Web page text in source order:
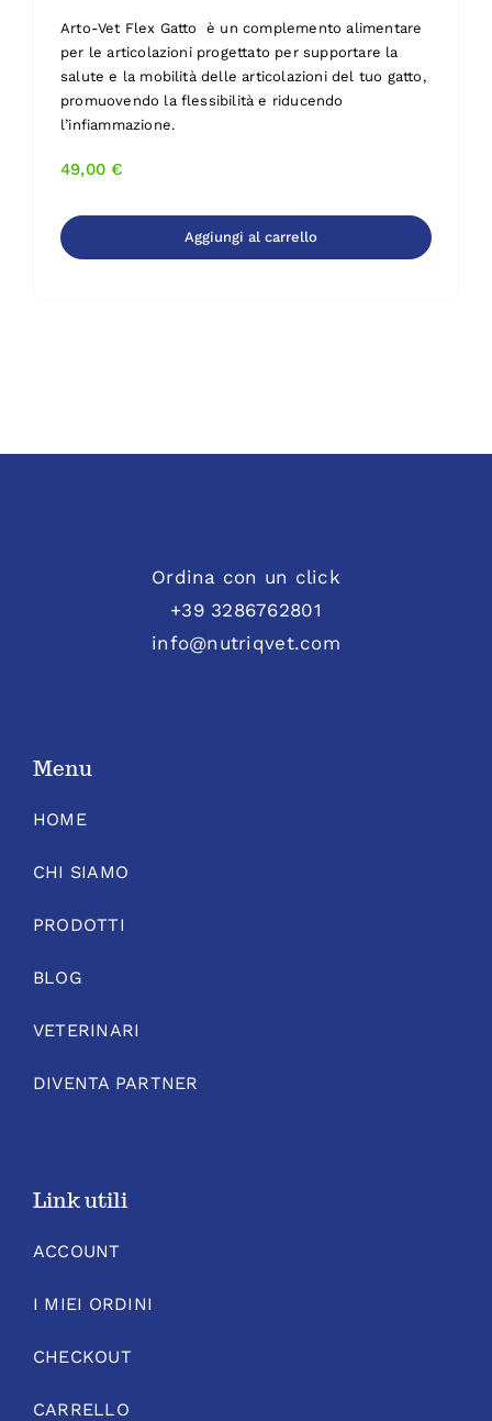
Arto-Vet Flex Gatto è un complemento alimentare
per le articolazioni progettato per supportare la
salute e la mobilità delle articolazioni del tuo gatto,
promuovendo la flessibilità e riducendo
l’infiammazione.
49,00€
Aggiungi al carrello
Ordina con un click
+39 3286762801
info@nutriqvet.com
Menu
HOME
CHI SIAMO
PRODOTTI
BLOG
VETERINARI
DIVENTA PARTNER
Link utili
ACCOUNT
I MIEI ORDINI
CHECKOUT
CARRELLO